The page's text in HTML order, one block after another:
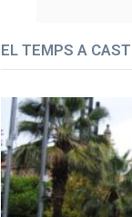
EL TEMPS A